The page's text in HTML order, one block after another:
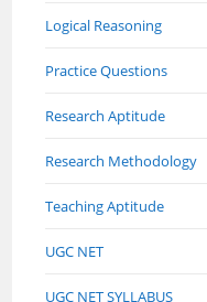
Logical Reasoning
Practice Questions
Research Aptitude
Research Methodology
Teaching Aptitude
UGC NET
UGC NET SYLLABUS